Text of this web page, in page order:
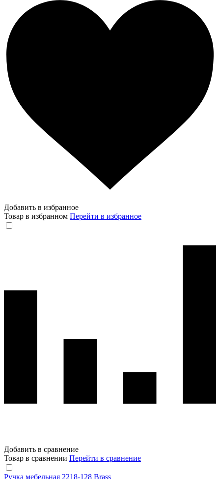
Добавить в избранное
Товар в избранном Перейти в избранное
Добавить в сравнение
Товар в сравнении Перейти в сравнение
Ручка мебельная 2218-128 Brass